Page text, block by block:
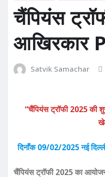
चैंपियंस
आखिरकार
Satvik Samachar
“चैंपियंस ट्रॉफी 2025 की
दिनाँक 09/02/2025 नई
चैंपियंस ट्रॉफी 2025 का